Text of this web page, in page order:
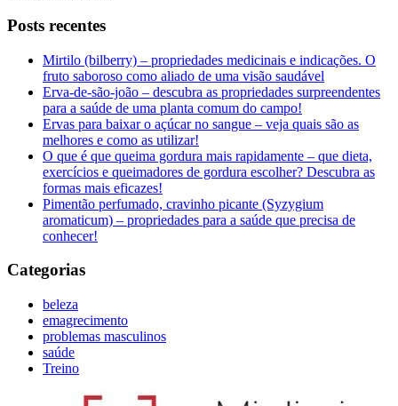
Posts recentes
Mirtilo (bilberry) – propriedades medicinais e indicações. O
fruto saboroso como aliado de uma visão saudável
Erva-de-são-joão – descubra as propriedades surpreendentes
para a saúde de uma planta comum do campo!
Ervas para baixar o açúcar no sangue – veja quais são as
melhores e como as utilizar!
O que é que queima gordura mais rapidamente – que dieta,
exercícios e queimadores de gordura escolher? Descubra as
formas mais eficazes!
Pimentão perfumado, cravinho picante (Syzygium
aromaticum) – propriedades para a saúde que precisa de
conhecer!
Categorias
beleza
emagrecimento
problemas masculinos
saúde
Treino